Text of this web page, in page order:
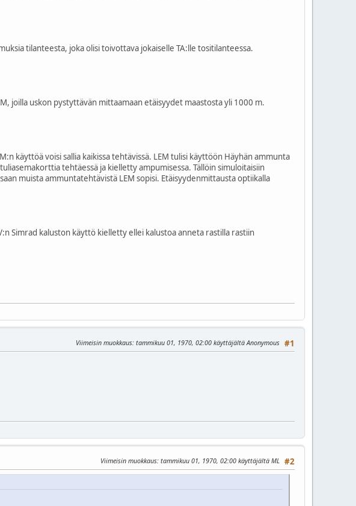
tilanteesta, joka olisi toivottava jokaiselle TA:lle tositilanteessa.
joilla uskon pystyttävän mittaamaan etäisyydet maastosta yli 1000 m.
käyttöä voisi sallia kaikissa tehtävissä. LEM tulisi käyttöön Häyhän ammunta
tehtäessä ja kielletty ampumisessa. Tällöin simuloitaisiin
muista ammuntatehtävistä LEM sopisi. Etäisyydenmittausta optiikalla
Simrad kaluston käyttö kielletty ellei kalustoa anneta rastilla rastiin
#1
Viimeisin muokkaus: tammikuu 01, 1970, 02:00 käyttäjältä Anonymous
#2
Viimeisin muokkaus: tammikuu 01, 1970, 02:00 käyttäjältä ML